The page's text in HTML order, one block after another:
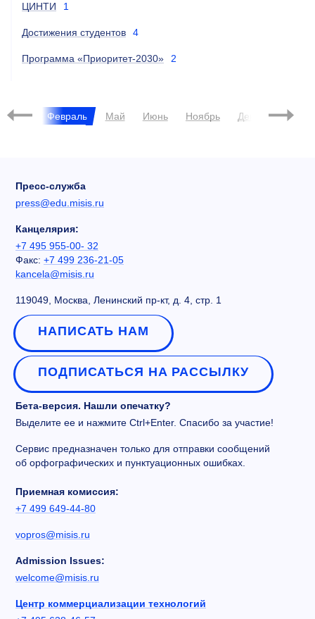
ЦИНТИ 1
Достижения студентов 4
Программа «Приоритет-2030» 2
Февраль Май Июнь Ноябрь Декабрь
Пресс-служба
press@edu.misis.ru
Канцелярия:
+7 495 955-00- 32
Факс: +7 499 236-21-05
kancela@misis.ru
119049, Москва, Ленинский пр-кт, д. 4, стр. 1
НАПИСАТЬ НАМ
ПОДПИСАТЬСЯ НА РАССЫЛКУ
Бета-версия. Нашли опечатку?
Выделите ее и нажмите Ctrl+Enter. Спасибо за участие!
Сервис предназначен только для отправки сообщений
об орфографических и пунктуационных ошибках.
Приемная комиссия:
+7 499 649-44-80
vopros@misis.ru
Admission Issues:
welcome@misis.ru
Центр коммерциализации технологий